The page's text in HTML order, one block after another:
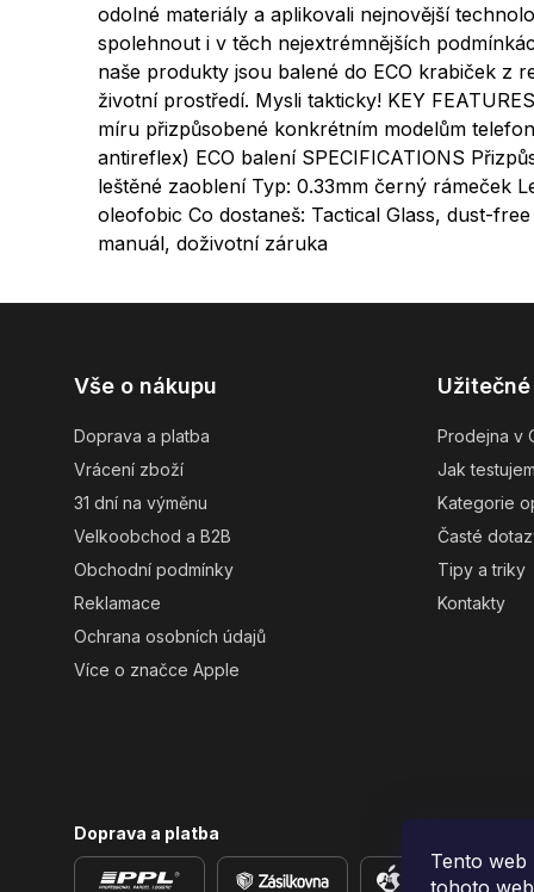
Tento
tohoto
odolné materiály a aplikovali nejnovější
spolehnout i v těch nejextrémnějších
naše produkty jsou balené do ECO krabiček z
životní prostředí. Mysli takticky! KEY
míru přizpůsobené konkrétním modelům
antireflex) ECO balení SPECIFICATIONS
leštěné zaoblení Typ: 0.33mm černý rámeček
oleofobic Co dostaneš: Tactical Glass, dust-
manuál, doživotní záruka
Vše o nákupu
Doprava a platba
Vrácení zboží
31 dní na výměnu
Velkoobchod a B2B
Obchodní podmínky
Reklamace
Ochrana osobních údajů
Více o značce Apple
Prodejna v
Jak
Kategorie
Časté
Tipy a triky
Kontakty
Doprava a platba